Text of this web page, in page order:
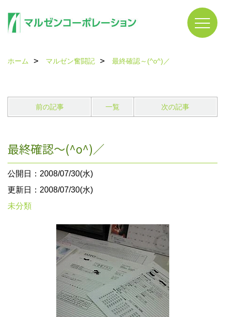
ホーム マルゼン奮闘記 最終確認～(^o^)／
前の記事 一覧 次の記事
最終確認～(^o^)／
公開日：2008/07/30(水)
更新日：2008/07/30(水)
未分類